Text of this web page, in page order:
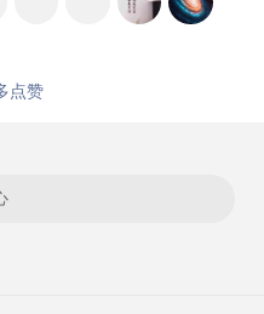
点赞